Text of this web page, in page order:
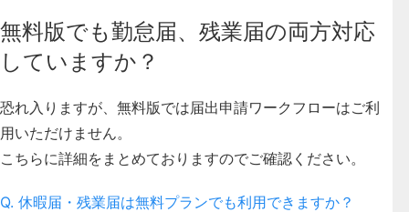
無料版でも勤怠届、残業届の両方対応
していますか？
恐れ入りますが、無料版では届出申請ワークフローはご利
用いただけません。
こちらに詳細をまとめておりますのでご確認ください。
Q. 休暇届・残業届は無料プランでも利用できますか？